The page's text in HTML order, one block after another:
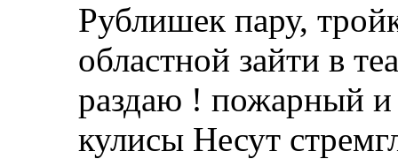
Рублишек пару,
областной зайти в
раздаю ! пожарный и
кулисы Несут